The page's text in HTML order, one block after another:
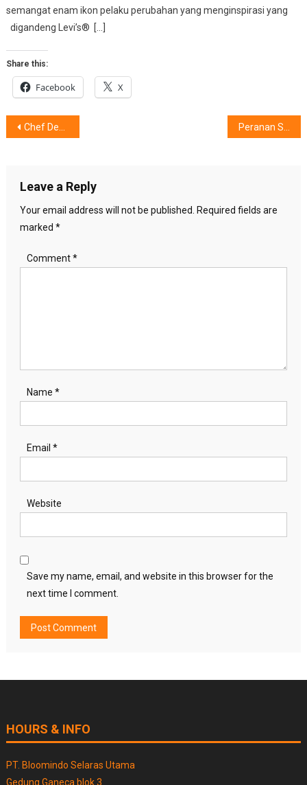
semangat enam ikon pelaku perubahan yang menginspirasi yang
digandeng Levi’s® […]
Share this:
Facebook X
Post
Chef Devina : Makanan Ungkep Menggelitik Rasa, Bila …. Peranan Susu Pada Fase Anak & Remaja, Hadirkan Generasi Berkualitas
Leave a Reply
Your email address will not be published. Required fields are
marked *
Comment*
Name *
Email *
Website
Save my name, email, and website in this browser for the
next time I comment.
HOURS & INFO
PT. Bloomindo Selaras Utama
Gedung Ganeca blok 3